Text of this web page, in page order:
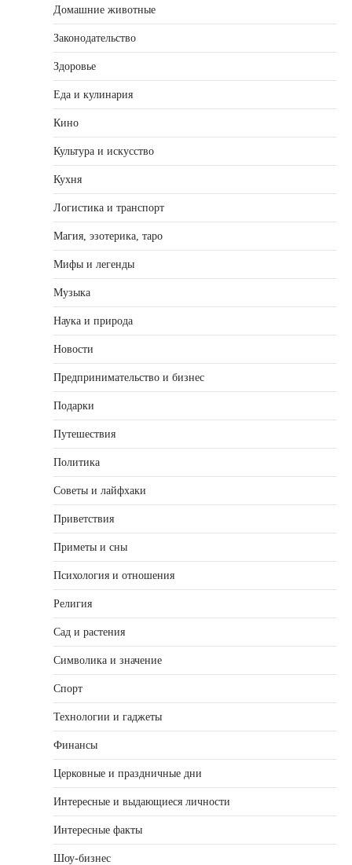
Домашние животные
Законодательство
Здоровье
Еда и кулинария
Кино
Культура и искусство
Кухня
Логистика и транспорт
Магия, эзотерика, таро
Мифы и легенды
Музыка
Наука и природа
Новости
Предпринимательство и бизнес
Подарки
Путешествия
Политика
Советы и лайфхаки
Приветствия
Приметы и сны
Психология и отношения
Религия
Сад и растения
Символика и значение
Спорт
Технологии и гаджеты
Финансы
Церковные и праздничные дни
Интересные и выдающиеся личности
Интересные факты
Шоу-бизнес